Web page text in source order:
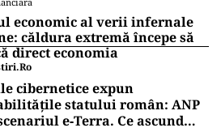
economic al verii infernale
căldura extremă începe să
direct economia
cibernetice expun
statului român: ANP
e‑Terra. Ce ascund